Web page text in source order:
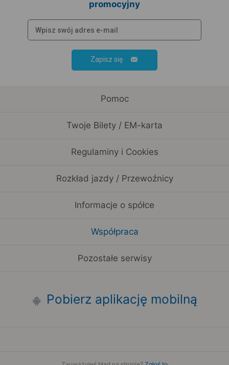
promocyjny
Zapisz się
Pomoc
Twoje Bilety / EM-karta
Regulaminy i Cookies
Rozkład jazdy / Przewoźnicy
Informacje o spółce
Współpraca
Pozostałe serwisy
Pobierz aplikację mobilną